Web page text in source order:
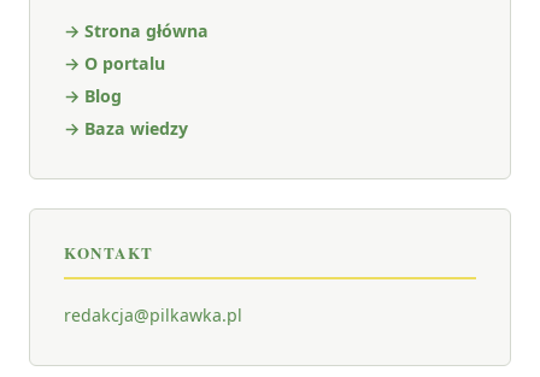
→ Strona główna
→ O portalu
→ Blog
→ Baza wiedzy
KONTAKT
redakcja@pilkawka.pl